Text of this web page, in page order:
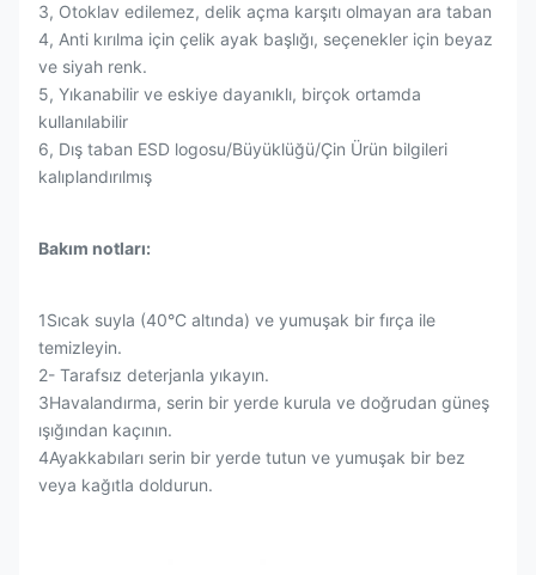
3, Otoklav edilemez, delik açma karşıtı olmayan ara taban
4, Anti kırılma için çelik ayak başlığı, seçenekler için beyaz
ve siyah renk.
5, Yıkanabilir ve eskiye dayanıklı, birçok ortamda
kullanılabilir
6, Dış taban ESD logosu/Büyüklüğü/Çin Ürün bilgileri
kalıplandırılmış
Bakım notları:
1Sıcak suyla (40°C altında) ve yumuşak bir fırça ile
temizleyin.
2- Tarafsız deterjanla yıkayın.
3Havalandırma, serin bir yerde kurula ve doğrudan güneş
ışığından kaçının.
4Ayakkabıları serin bir yerde tutun ve yumuşak bir bez
veya kağıtla doldurun.